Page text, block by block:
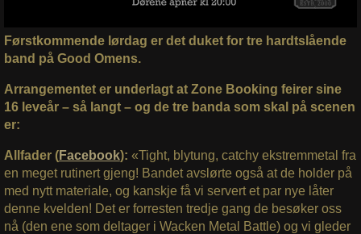
Førstkommende lørdag er det duket for tre hardtslående
band på Good Omens.
Arrangementet er underlagt at Zone Booking feirer sine
16 leveår – så langt – og de tre banda som skal på scenen
er:
Allfader (Facebook): «Tight, blytung, catchy ekstremmetal fra
en meget rutinert gjeng! Bandet avslørte også at de holder på
med nytt materiale, og kanskje få vi servert et par nye låter
denne kvelden! Det er forresten tredje gang de besøker oss
nå (den ene som deltager i Wacken Metal Battle) og vi gleder